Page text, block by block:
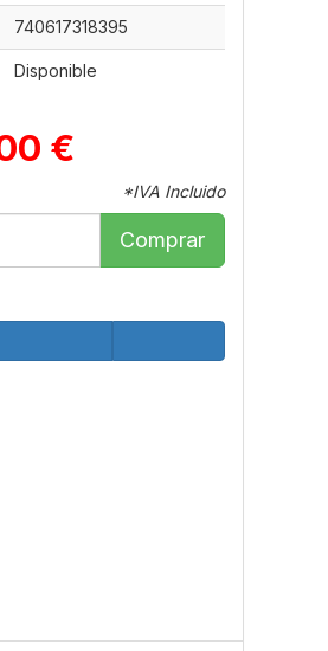
740617318395
Disponible
€
*IVA Incluido
Comprar